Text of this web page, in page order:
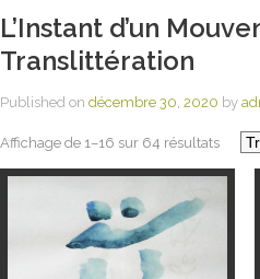
L’Instant d’un
Translittération
Published on décembre 30, 2020 by
Affichage de 1–16 sur 64 résultats